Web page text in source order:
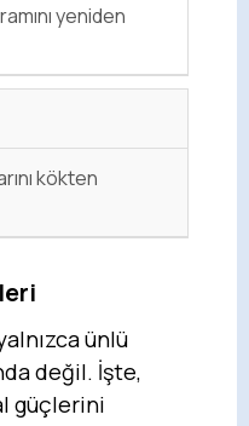
yeniden
kökten
ünlü
değil. İşte,
güçlerini